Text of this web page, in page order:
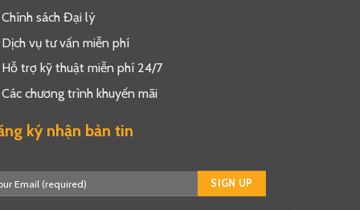
Chính sách Đại lý
Dịch vụ tư vấn miễn phí
Hỗ trợ kỹ thuật miễn phí 24/7
Các chương trình khuyến mãi
ký nhận bản tin